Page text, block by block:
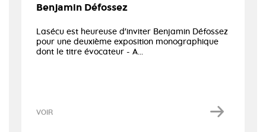
Benjamin Défossez
Lasécu est heureuse d'inviter Benjamin Défossez
pour une deuxième exposition monographique
dont le titre évocateur - A...
VOIR